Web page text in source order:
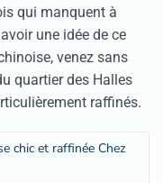
qui manquent à
une idée de ce
venez sans
quartier des Halles
raffinés.
chic et raffinée Chez